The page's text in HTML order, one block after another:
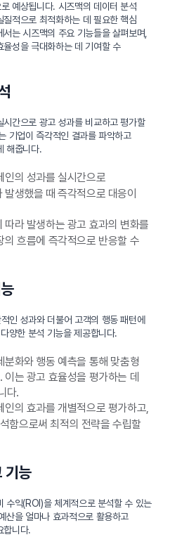
예상됩니다. 시즈맥의 데이터 분석
적으로 최적화하는 데 필요한 핵심
는 시즈맥의 주요 기능들을 살펴보며,
성을 극대화하는 데 기여할 수
간으로 광고 성과를 비교하고 평가할
기업이 즉각적인 결과를 파악하고
해줍니다.
의 성과를 실시간으로
생했을 때 즉각적으로 대응이
라 발생하는 광고 효과의 변화를
의 흐름에 즉각적으로 반응할 수
인 성과와 더불어 고객의 행동 패턴에
양한 분석 기능을 제공합니다.
분화와 행동 예측을 통해 맞춤형
는 광고 효율성을 평가하는 데
다.
의 효과를 개별적으로 평가하고,
함으로써 최적의 전략을 수립할
기능
수익(ROI)을 체계적으로 분석할 수 있는
산을 얼마나 효과적으로 활용하고
합니다.